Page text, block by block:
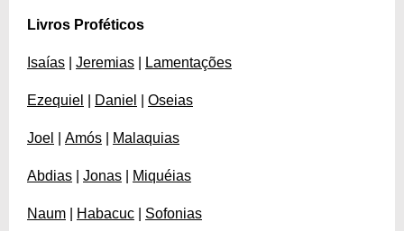
Livros Proféticos
Isaías Jeremias Lamentações
Ezequiel Daniel Oseias
Joel Amós Malaquias
Abdias Jonas Miquéias
Naum Habacuc Sofonias